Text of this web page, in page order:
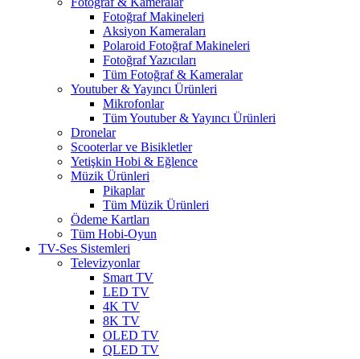
Fotoğraf Makineleri
Aksiyon Kameraları
Polaroid Fotoğraf Makineleri
Fotoğraf Yazıcıları
Tüm Fotoğraf & Kameralar
Youtuber & Yayıncı Ürünleri
Mikrofonlar
Tüm Youtuber & Yayıncı Ürünleri
Dronelar
Scooterlar ve Bisikletler
Yetişkin Hobi & Eğlence
Müzik Ürünleri
Pikaplar
Tüm Müzik Ürünleri
Ödeme Kartları
Tüm Hobi-Oyun
TV-Ses Sistemleri
Televizyonlar
Smart TV
LED TV
4K TV
8K TV
OLED TV
QLED TV